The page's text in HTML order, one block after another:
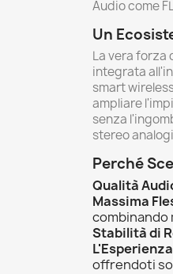
Audio come
Un
La vera forza
integrata
smart
ampliare
senza
stereo
Perché
Qualità
Massima
combinando
Stabilità di
offrendoti